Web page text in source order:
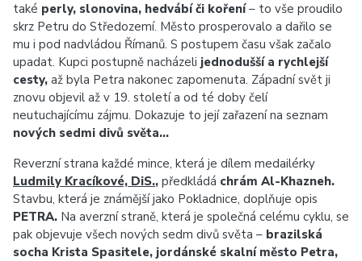
také perly, slonovina, hedvábí či koření– to vše proudilo
skrz Petru do Středozemí. Město prosperovalo a dařilo se
mu i pod nadvládou Římanů. S postupem času však začalo
upadat. Kupci postupně nacházeli jednodušší a rychlejší
cesty, až byla Petra nakonec zapomenuta. Západní svět ji
znovu objevil až v 19. století a od té doby čelí
neutuchajícímu zájmu. Dokazuje to její zařazení na seznam
nových sedmi divů světa…
Reverzní strana každé mince, která je dílem medailérky
Ludmily Kracíkové, DiS., předkládá chrám Al-‍Khazneh.
Stavbu, která je známější jako Pokladnice, doplňuje opis
PETRA. Na averzní straně, která je společná celému cyklu, se
pak objevuje všech nových sedm divů světa – brazilská
socha Krista Spasitele, jordánské skalní město Petra,